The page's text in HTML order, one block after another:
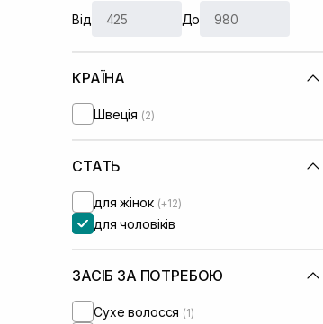
Від До
КРАЇНА
Швеція (2)
СТАТЬ
для жінок (+12)
для чоловіків
ЗАСІБ ЗА ПОТРЕБОЮ
Сухе волосся (1)